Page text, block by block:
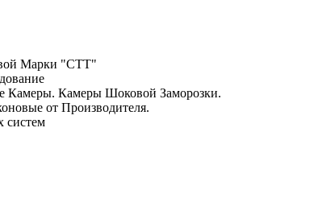
Марки "СТТ"
Камеры. Камеры Шоковой Заморозки.
от Производителя.
систем